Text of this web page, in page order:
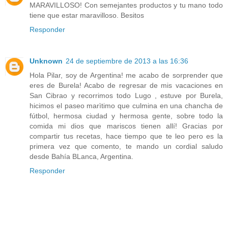
MARAVILLOSO! Con semejantes productos y tu mano todo
tiene que estar maravilloso. Besitos
Responder
Unknown 24 de septiembre de 2013 a las 16:36
Hola Pilar, soy de Argentina! me acabo de sorprender que
eres de Burela! Acabo de regresar de mis vacaciones en
San Cibrao y recorrimos todo Lugo , estuve por Burela,
hicimos el paseo marìtimo que culmina en una chancha de
fútbol, hermosa ciudad y hermosa gente, sobre todo la
comida mi dios que mariscos tienen allí! Gracias por
compartir tus recetas, hace tiempo que te leo pero es la
primera vez que comento, te mando un cordial saludo
desde Bahía BLanca, Argentina.
Responder